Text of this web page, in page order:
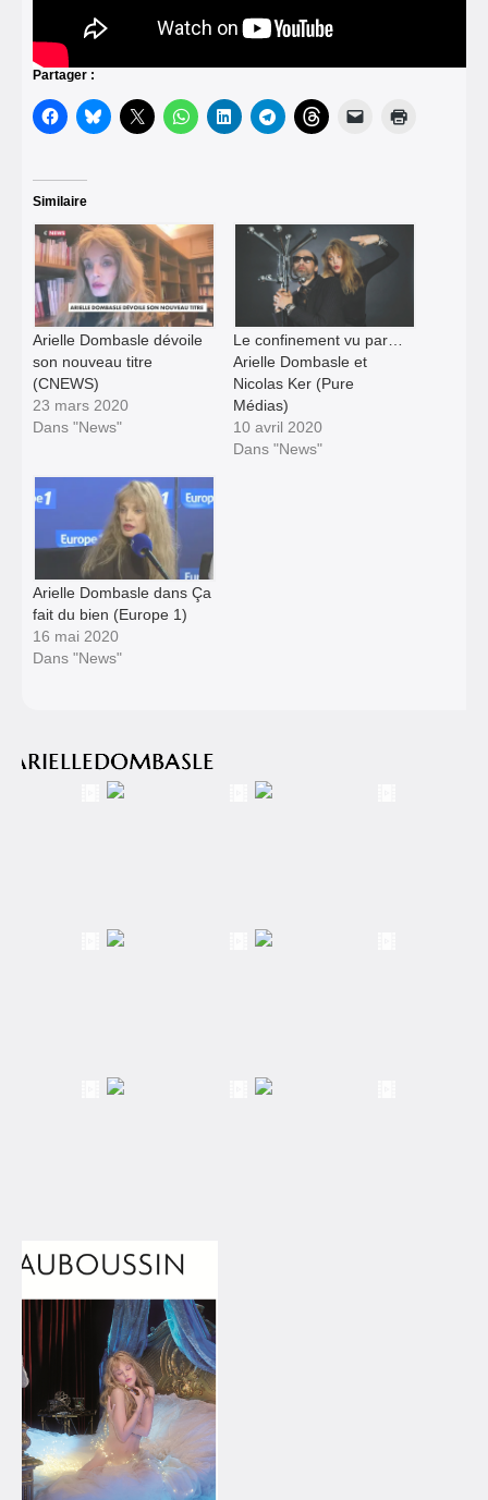
Partager :
Similaire
Arielle Dombasle dévoile
son nouveau titre
(CNEWS)
23 mars 2020
Dans "News"
Le confinement vu par…
Arielle Dombasle et
Nicolas Ker (Pure
Médias)
10 avril 2020
Dans "News"
Arielle Dombasle dans Ça
fait du bien (Europe 1)
16 mai 2020
Dans "News"